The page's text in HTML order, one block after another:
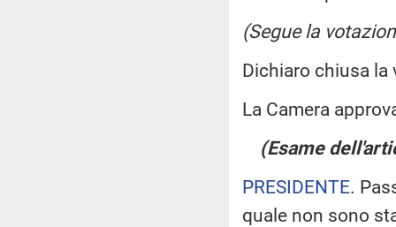
(Segue la
Dichiaro chiusa la
La Camera
(Esame
PRESIDENTE.
quale non sono